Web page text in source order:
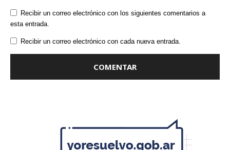
Recibir un correo electrónico con los siguientes comentarios a
esta entrada.
Recibir un correo electrónico con cada nueva entrada.